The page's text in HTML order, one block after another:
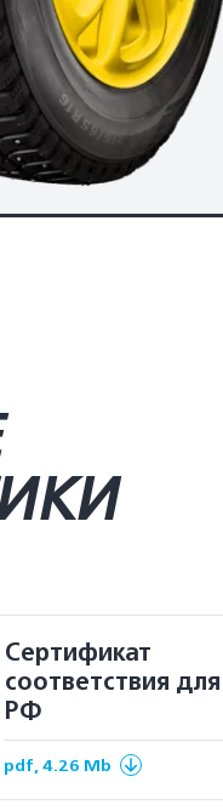
Сертификат
соответствия для
РФ
pdf, 4.26 Mb